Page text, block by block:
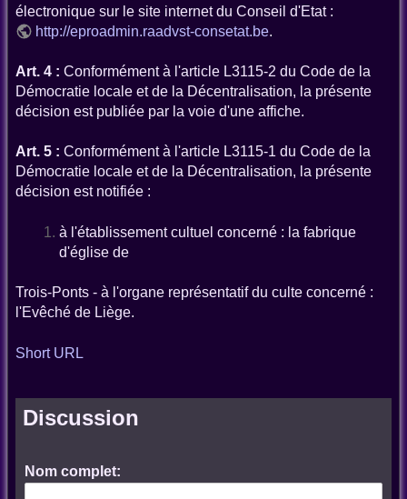
électronique sur le site internet du Conseil d'Etat :
http://eproadmin.raadvst-consetat.be.
Art. 4 : Conformément à l'article L3115-2 du Code de la
Démocratie locale et de la Décentralisation, la présente
décision est publiée par la voie d'une affiche.
Art. 5 : Conformément à l'article L3115-1 du Code de la
Démocratie locale et de la Décentralisation, la présente
décision est notifiée :
à l'établissement cultuel concerné : la fabrique
d'église de
Trois-Ponts - à l'organe représentatif du culte concerné :
l'Evêché de Liège.
Short URL
Discussion
Nom complet: